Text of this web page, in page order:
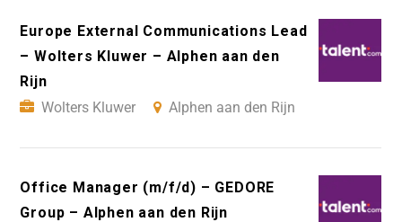
Europe External Communications Lead
– Wolters Kluwer – Alphen aan den
Rijn
Wolters Kluwer
Alphen aan den Rijn
Office Manager (m/f/d) – GEDORE
Group – Alphen aan den Rijn